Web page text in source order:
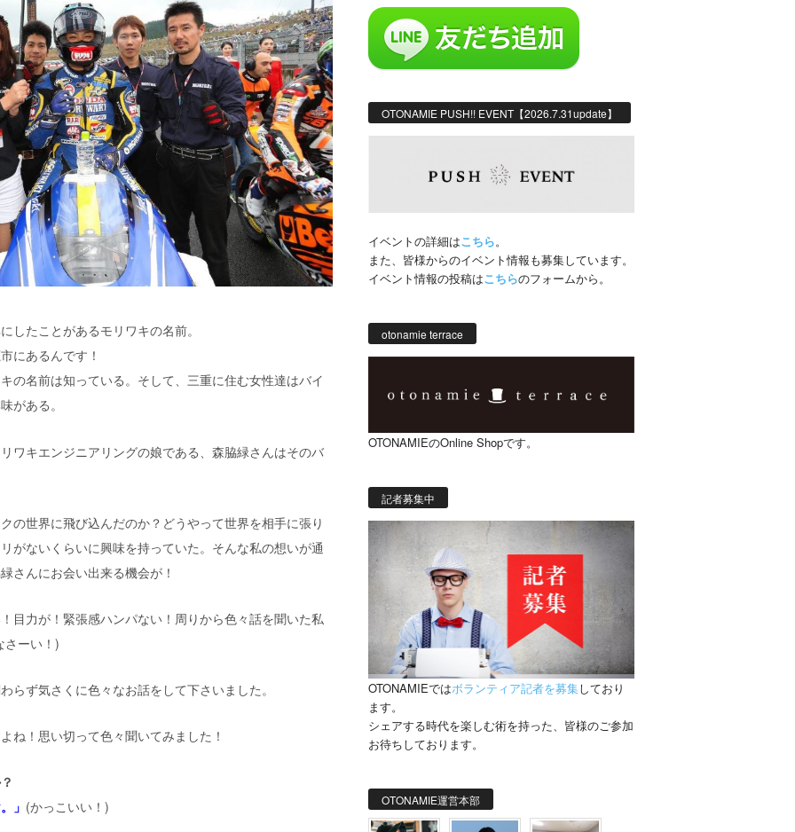
たことがあるモリワキの名前。
にあるんです！
の名前は知っている。そして、三重に住む女性達はバイ
がある。
ワキエンジニアリングの娘である、森脇緑さんはそのバ
の世界に飛び込んだのか？どうやって世界を相手に張り
がないくらいに興味を持っていた。そんな私の想いが通
さんにお会い出来る機会が！
目力が！緊張感ハンパない！周りから色々話を聞いた私
さーい！)
ず気さくに色々なお話をして下さいました。
！思い切って色々聞いてみました！
」 (かっこいい！)
OTONAMIE PUSH!! EVENT【2026.7.31update】
イベントの詳細はこちら。
また、皆様からのイベント情報も募集しています。
イベント情報の投稿はこちらのフォームから。
otonamie terrace
OTONAMIEのOnline Shopです。
記者募集中
OTONAMIEではボランティア記者を募集しており
ます。
シェアする時代を楽しむ術を持った、皆様のご参加
お待ちしております。
OTONAMIE運営本部